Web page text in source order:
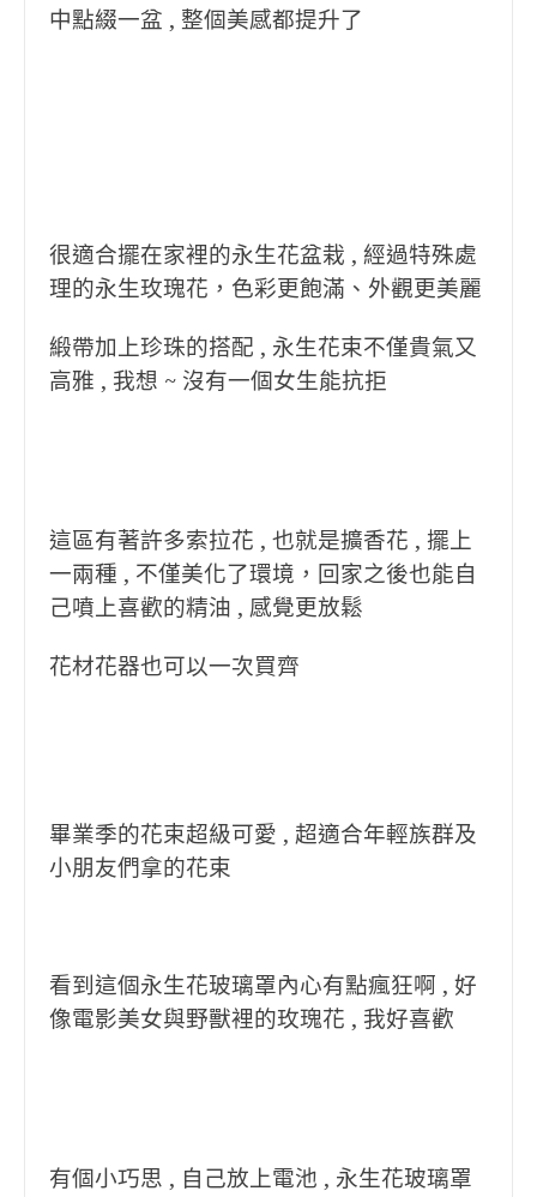
中點綴一盆 , 整個美感都提升了
很適合擺在家裡的永生花盆栽 , 經過特殊處
理的永生玫瑰花，色彩更飽滿、外觀更美麗
緞帶加上珍珠的搭配 , 永生花束不僅貴氣又
高雅 , 我想 ~ 沒有一個女生能抗拒
這區有著許多索拉花 , 也就是擴香花 , 擺上
一兩種 , 不僅美化了環境，回家之後也能自
己噴上喜歡的精油 , 感覺更放鬆
花材花器也可以一次買齊
畢業季的花束超級可愛 , 超適合年輕族群及
小朋友們拿的花束
看到這個永生花玻璃罩內心有點瘋狂啊 , 好
像電影美女與野獸裡的玫瑰花 , 我好喜歡
有個小巧思 , 自己放上電池 , 永生花玻璃罩